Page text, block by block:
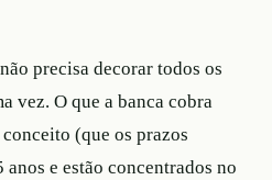
precisa decorar todos os
vez. O que a banca cobra
(que os prazos
e estão concentrados no